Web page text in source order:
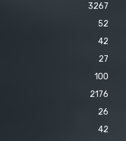
3267
52
42
27
100
2176
26
42